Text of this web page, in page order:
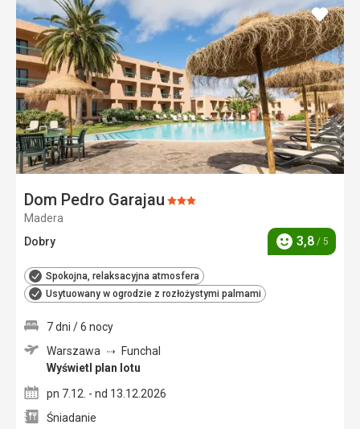
Dom Pedro Garajau Ocena:
Madera
Dobry
Ocena
3,8 / 5
Spokojna, relaksacyjna atmosfera
Usytuowany w ogrodzie z rozłożystymi palmami
dodaj
do
7 dni / 6 nocy
Warszawa
Funchal
Wyświetl plan lotu
pn 7.12. - nd 13.12.2026
Śniadanie